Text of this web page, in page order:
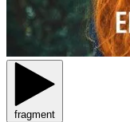
fragment